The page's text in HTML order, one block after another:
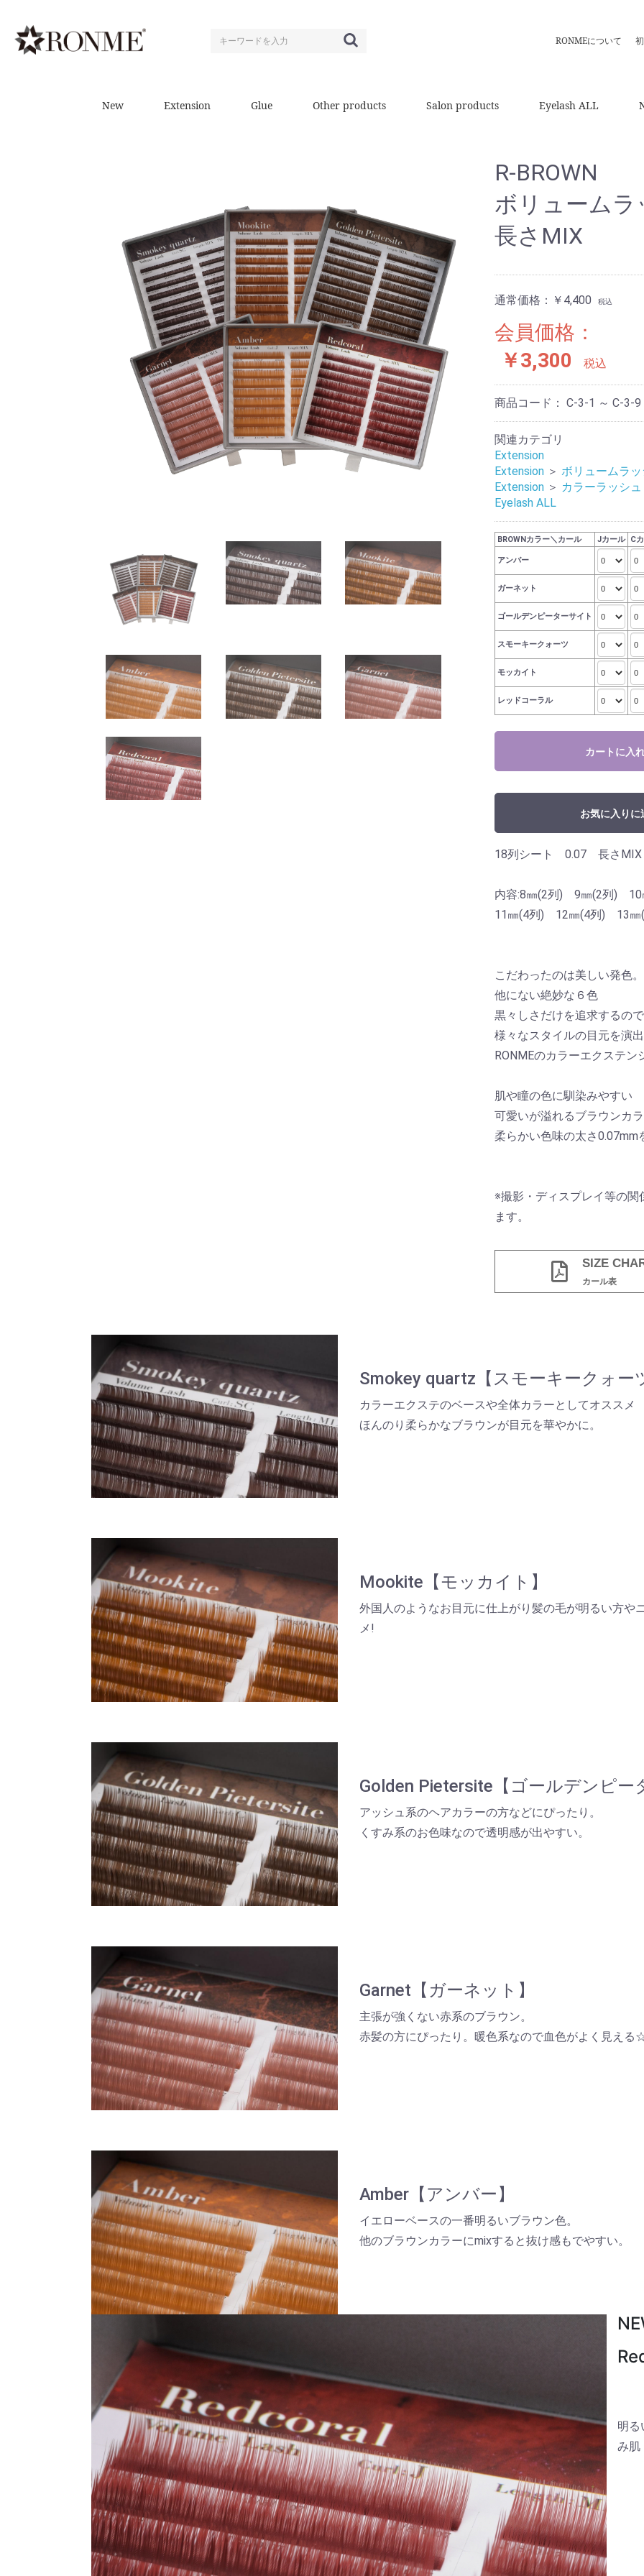
RONMEについて
New Extension Glue Other products Salon products Eyelash ALL
R-BROWN
ボリュームラ
長さMIX
通常価格： ￥4,400 税込
会員価格：
￥3,300
税込
商品コード： C-3-1 ～ C-3-9
関連カテゴリ
Extension
Extension ＞ ボリュームラッ
Extension ＞ カラーラッシュ
Eyelash ALL
BROWNカラー＼カール Jカール C
アンバー
ガーネット
ゴールデンピーターサイト
スモーキークォーツ
モッカイト
レッドコーラル
カートに入
お気に入りに
18列シート 0.07 長さ
内容:8㎜(2列) 9㎜(2列) 10
11㎜(4列) 12㎜(4列) 13㎜
こだわったのは美しい発色。
他にない絶妙な６色
黒々しさだけを追求するので
様々なスタイルの目元を演
RONMEのカラーエクステン
肌や瞳の色に馴染みやすい
可愛いが溢れるブラウンカ
柔らかい色味の太さ0.07mm
※撮影・ディスプレイ等の
ます。
SIZE
カール表
Smokey quartz【スモーキークォー
カラーエクステのベースや全体カラーとしてオススメ
ほんのり柔らかなブラウンが目元を華やかに。
Mookite【モッカイト】
外国人のようなお目元に仕上がり髪の毛が明るい方や
メ!
Golden Pietersite【ゴールデンピー
アッシュ系のヘアカラーの方などにぴったり。
くすみ系のお色味なので透明感が出やすい。
Garnet【ガーネット】
主張が強くない赤系のブラウン。
赤髪の方にぴったり。暖色系なので血色がよく見える
Amber【アンバー】
イエローベースの一番明るいブラウン色。
他のブラウンカラーにmixすると抜け感もでやすい。
明る
み肌